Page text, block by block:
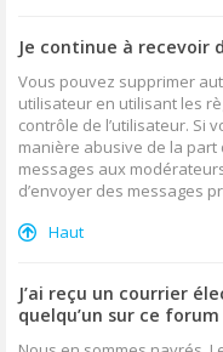
Je continue à recevoir
Vous pouvez supprimer
utilisateur en utilisant les
contrôle de l’utilisateur. Si
manière abusive de la part
messages aux
d’envoyer des messages
Haut
J’ai reçu un courrier
quelqu’un sur ce forum